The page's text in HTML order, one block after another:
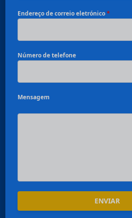
Endereço de correio eletrónico*
Número de telefone
Mensagem
ENVIAR